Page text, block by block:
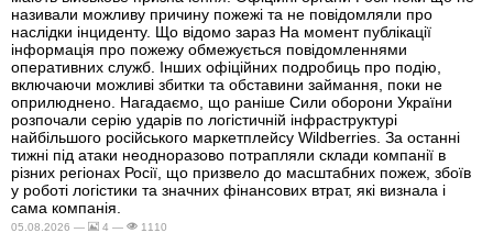
називали можливу причину пожежі та не повідомляли про
наслідки інциденту. Що відомо зараз На момент публікації
інформація про пожежу обмежується повідомленнями
оперативних служб. Інших офіційних подробиць про подію,
включаючи можливі збитки та обставини займання, поки не
оприлюднено. Нагадаємо, що раніше Сили оборони України
розпочали серію ударів по логістичній інфраструктурі
найбільшого російського маркетплейсу Wildberries. За останні
тижні під атаки неодноразово потрапляли склади компанії в
різних регіонах Росії, що призвело до масштабних пожеж, збоїв
у роботі логістики та значних фінансових втрат, які визнала і
сама компанія.
05.08.2026 — 4 — 1110